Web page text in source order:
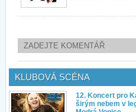
ZADEJTE KOMENTÁŘ
KLUBOVÁ SCÉNA
12. Koncert pro
širým nebem v